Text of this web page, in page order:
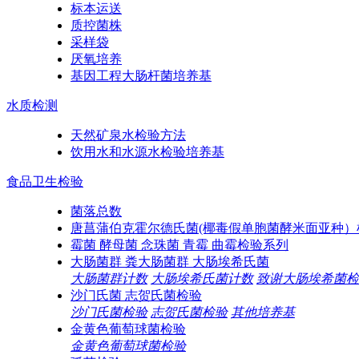
标本运送
质控菌株
采样袋
厌氧培养
基因工程大肠杆菌培养基
水质检测
天然矿泉水检验方法
饮用水和水源水检验培养基
食品卫生检验
菌落总数
唐菖蒲伯克霍尔德氏菌(椰毒假单胞菌酵米面亚种
霉菌 酵母菌 念珠菌 青霉 曲霉检验系列
大肠菌群 粪大肠菌群 大肠埃希氏菌
大肠菌群计数 大肠埃希氏菌计数 致谢大肠埃希菌
沙门氏菌 志贺氏菌检验
沙门氏菌检验 志贺氏菌检验 其他培养基
金黄色葡萄球菌检验
金黄色葡萄球菌检验